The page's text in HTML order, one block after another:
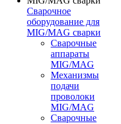
Сварочное
оборудование для
MIG/MAG сварки
Сварочные
аппараты
MIG/MAG
Механизмы
подачи
проволоки
MIG/MAG
Сварочные